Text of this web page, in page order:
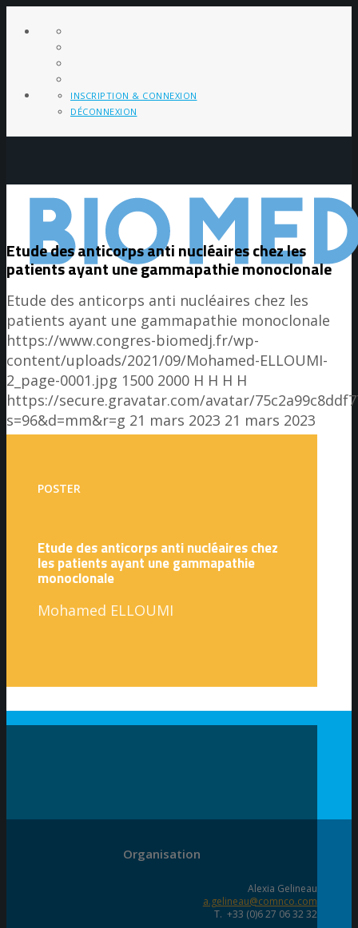
INSCRIPTION & CONNEXION
DÉCONNEXION
Etude des anticorps anti nucléaires chez les
patients ayant une gammapathie monoclonale
Etude des anticorps anti nucléaires chez les
patients ayant une gammapathie monoclonale
https://www.congres-biomedj.fr/wp-
content/uploads/2021/09/Mohamed-ELLOUMI-
2_page-0001.jpg 1500 2000 H H H H
https://secure.gravatar.com/avatar/
s=96&d=mm&r=g 21 mars 2023 21 mars 2023
POSTER
Etude des anticorps anti nucléaires chez
les patients ayant une gammapathie
monoclonale
Mohamed ELLOUMI
Organisation
Alexia Gelineau
a.gelineau@comnco.com
T. +33 (0)6 27 06 32 32